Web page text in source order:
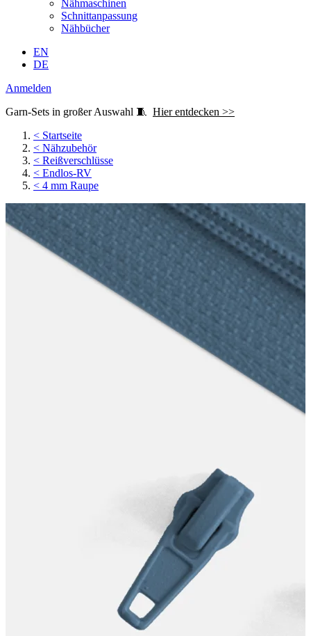
Nähmaschinen
Schnittanpassung
Nähbücher
EN
DE
Anmelden
Garn-Sets in großer Auswahl 🧵 Hier entdecken >>
< Startseite
< Nähzubehör
< Reißverschlüsse
< Endlos-RV
< 4 mm Raupe